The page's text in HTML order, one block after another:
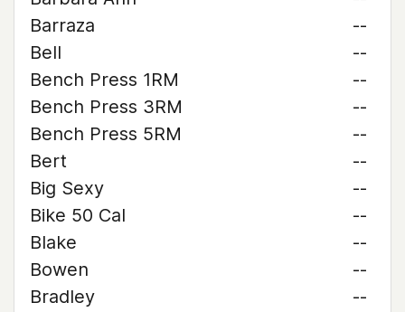
Barraza
--
Bell
--
Bench Press 1RM
--
Bench Press 3RM
--
Bench Press 5RM
--
Bert
--
Big Sexy
--
Bike 50 Cal
--
Blake
--
Bowen
--
Bradley
--